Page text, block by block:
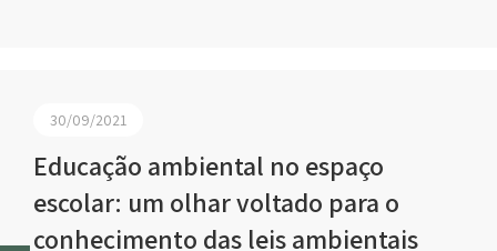
30/09/2021
Educação ambiental no espaço
escolar: um olhar voltado para o
conhecimento das leis ambientais